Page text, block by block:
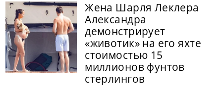
Жена Шарля Леклера
Александра
демонстрирует
«животик» на его яхте
стоимостью 15
миллионов фунтов
стерлингов